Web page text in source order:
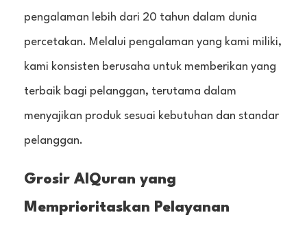
pengalaman lebih dari 20 tahun dalam dunia
percetakan. Melalui pengalaman yang kami miliki,
kami konsisten berusaha untuk memberikan yang
terbaik bagi pelanggan, terutama dalam
menyajikan produk sesuai kebutuhan dan standar
pelanggan.
Grosir AlQuran yang
Memprioritaskan Pelayanan